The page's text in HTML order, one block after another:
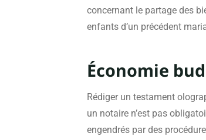
concernant le partage des
enfants d’un précédent
Économie
Rédiger un testament
un notaire n’est pas
engendrés par des